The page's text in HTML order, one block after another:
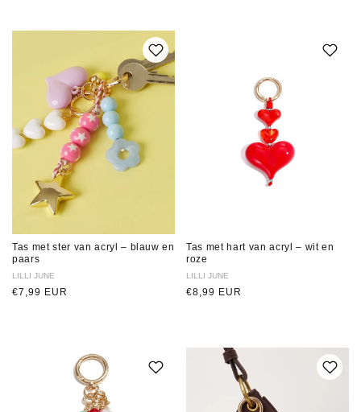
Tas met ster van acryl – blauw en
paars
Verkoper:
LILLI JUNE
Normale
€7,99 EUR
Tas met hart van acryl – wit en
roze
Verkoper:
LILLI JUNE
Normale
€8,99 EUR